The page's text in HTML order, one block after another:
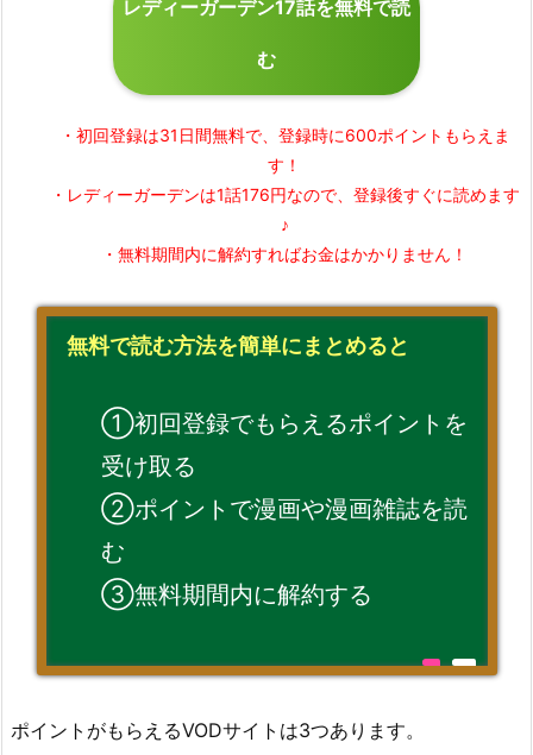
レディーガーデン17話を無料で読
む
・初回登録は31日間無料で、 登録時に600ポイントもらえま
す！
・レディーガーデンは1話176円なので、 登録後すぐに読めます
♪
・無料期間内に解約すればお金はかかりません！
無料で読む方法を簡単にまとめると
①初回登録でもらえるポイントを
受け取る
②ポイントで漫画や漫画雑誌を読
む
③無料期間内に解約する
ポイントがもらえるVODサイトは3つあります。